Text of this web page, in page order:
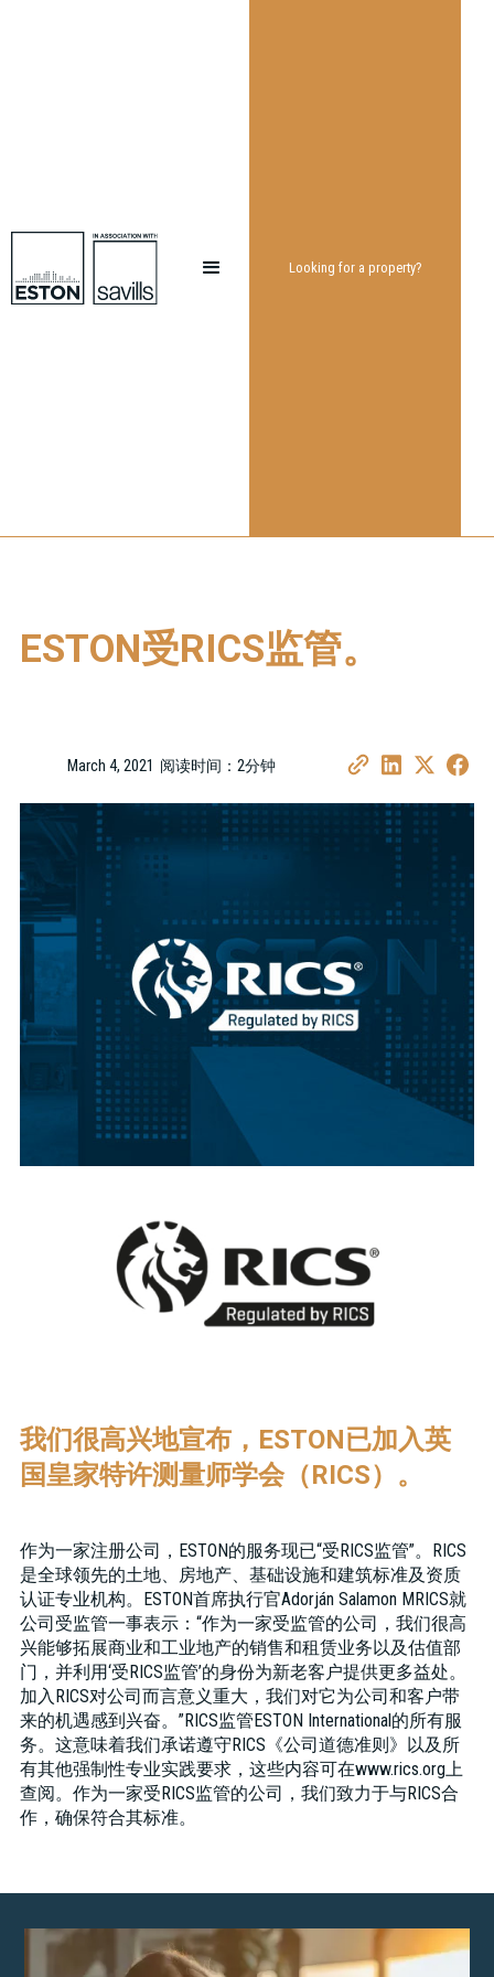
Looking for a property?
ESTON受RICS监管。
March 4, 2021 阅读时间：2分钟
我们很高兴地宣布，ESTON已加入英
国皇家特许测量师学会（RICS）。
作为一家注册公司，ESTON的服务现已“受RICS监管”。RICS
是全球领先的土地、房地产、基础设施和建筑标准及资质
认证专业机构。ESTON首席执行官Adorján Salamon MRICS就
公司受监管一事表示：“作为一家受监管的公司，我们很高
兴能够拓展商业和工业地产的销售和租赁业务以及估值部
门，并利用‘受RICS监管’的身份为新老客户提供更多益处。
加入RICS对公司而言意义重大，我们对它为公司和客户带
来的机遇感到兴奋。”RICS监管ESTON International的所有服
务。这意味着我们承诺遵守RICS《公司道德准则》以及所
有其他强制性专业实践要求，这些内容可在www.rics.org上
查阅。作为一家受RICS监管的公司，我们致力于与RICS合
作，确保符合其标准。